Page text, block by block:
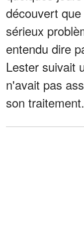
découvert
sérieux
entendu dire
Lester suivait
n'avait pas
son traitement.